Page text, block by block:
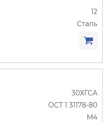
12
Сталь
30ХГСА
ОСТ 1 31178-80
М4